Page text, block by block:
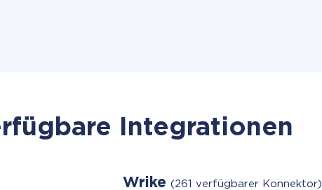
Integrationen
Wrike (261 verfügbarer Konnektor)